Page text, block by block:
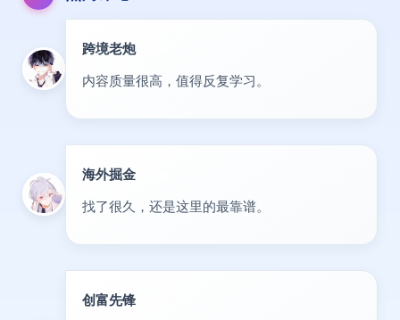
跨境老炮
内容质量很高，值得反复学习。
海外掘金
找了很久，还是这里的最靠谱。
创富先锋